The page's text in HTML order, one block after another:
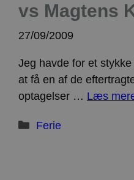
vs Magtens
27/09/2009
Jeg havde for et
at få en af de
optagelser … Læs
Kategorier
Ferie